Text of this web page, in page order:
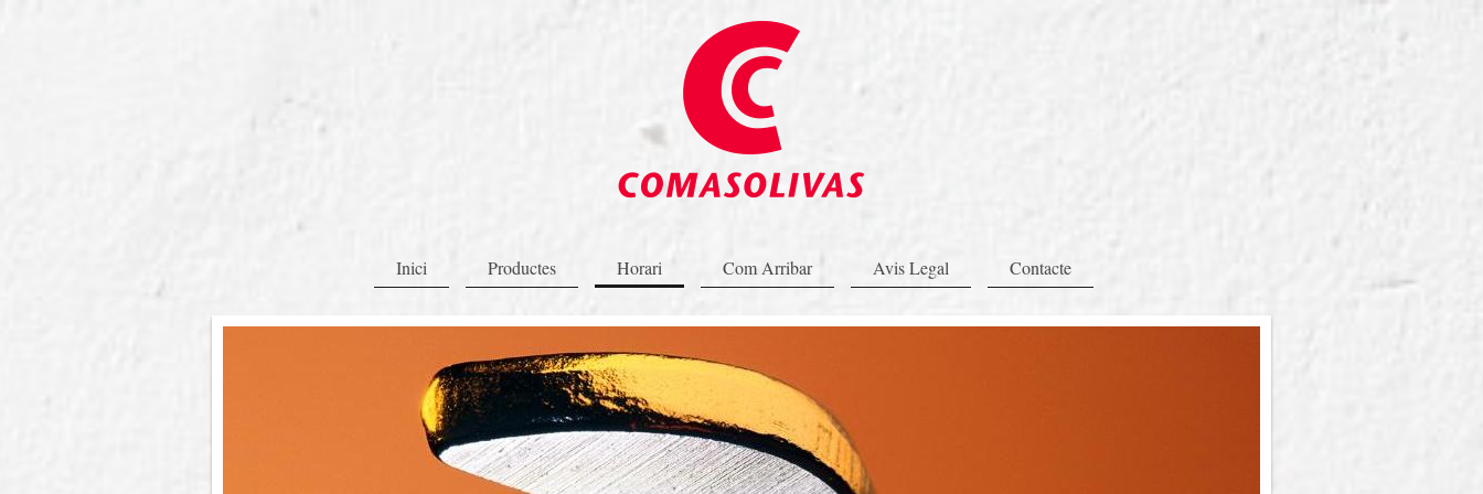
Inici Productes Horari Com Arribar Avis Legal Contacte